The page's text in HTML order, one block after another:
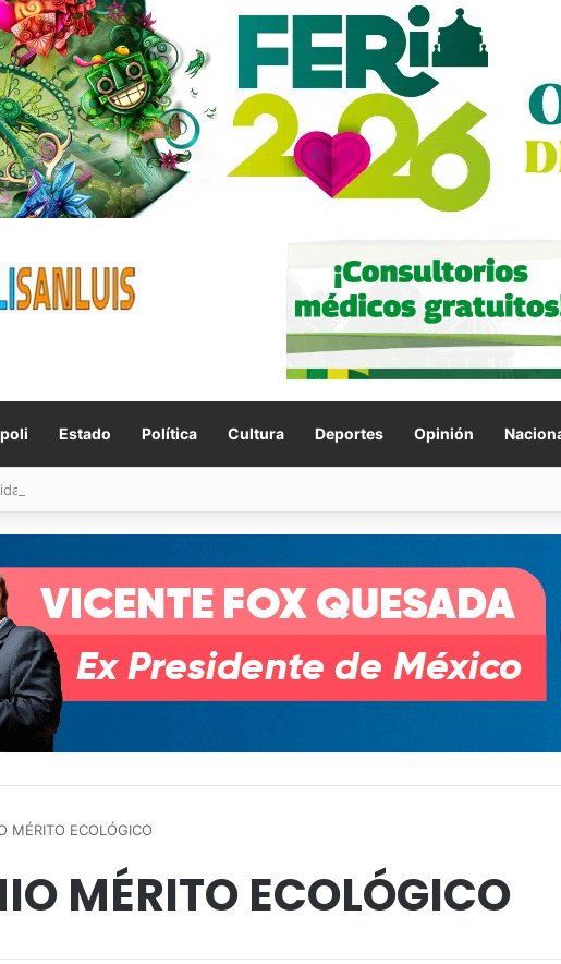
Estado Política Cultura Deportes Opinión
Potosinas 2.0 suma 36 obras en proceso en San Luis Potosí
MÉRITO ECOLÓGICO
MÉRITO ECOLÓGICO